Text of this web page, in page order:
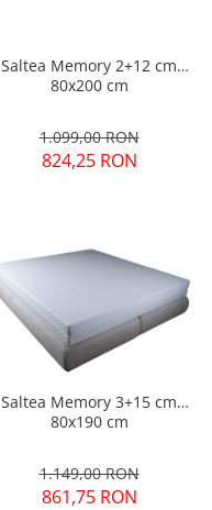
Saltea Memory 2+12 cm
80x200 cm
1.099,00 RON
824,25 RON
Saltea Memory 3+15 cm
80x190 cm
1.149,00 RON
861,75 RON